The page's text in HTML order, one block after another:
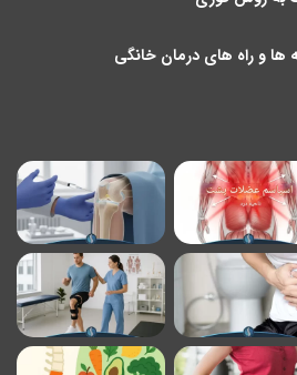
ها و راه های درمان خانگی